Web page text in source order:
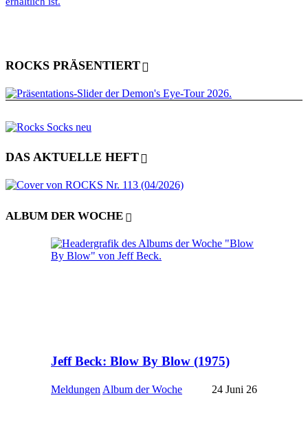
ROCKS PRÄSENTIERT
DAS AKTUELLE HEFT
ALBUM DER WOCHE
Jeff Beck: Blow By Blow (1975)
Meldungen Album der Woche 24 Juni 26